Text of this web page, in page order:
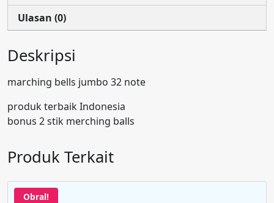
Ulasan (0)
Deskripsi
marching bells jumbo 32 note
produk terbaik Indonesia
bonus 2 stik merching balls
Produk Terkait
Obral!